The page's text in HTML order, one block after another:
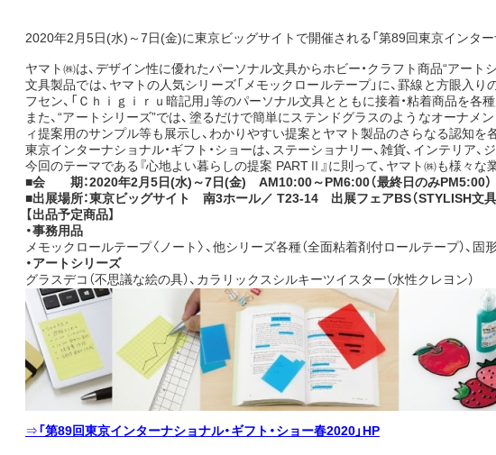
2020年2月5日(水)～7日(金)に東京ビッグサイトで開催される「第89回東京インター
ヤマト㈱は、デザイン性に優れたパーソナル文具からホビー・クラフト商品“アート
文具製品では、ヤマトの人気シリーズ「メモックロールテープ」に、罫線と方眼入
フセン、「Ｃｈｉｇｉｒｕ暗記用」等のパーソナル文具とともに接着・粘着商品を各種
また、“アートシリーズ”では、塗るだけで簡単にステンドグラスのようなオーナ
ィ提案用のサンプル等も展示し、わかりやすい提案とヤマト製品のさらなる認知を
東京インターナショナル・ギフト・ショーは、ステーショナリー、雑貨、インテリ
今回のテーマである『心地よい暮らしの提案 PARTⅡ』に則って、ヤマト㈱も様々な
■会 期：2020年2月5日(水)～7日(金) AM10:00～PM6:00（最終日のみPM5:00）
■出展場所：東京ビッグサイト 南3ホール／ T23-14 出展フェアBS（STYLISH文具
【出品予定商品】
・事務用品
メモックロールテープ〈ノート〉、他シリーズ各種（全面粘着剤付ロールテープ）、
・アートシリーズ
グラスデコ（不思議な絵の具）、カラリックスシルキーツイスター（水性クレヨン）
⇒「第89回東京インターナショナル・ギフト・ショー春2020」HP